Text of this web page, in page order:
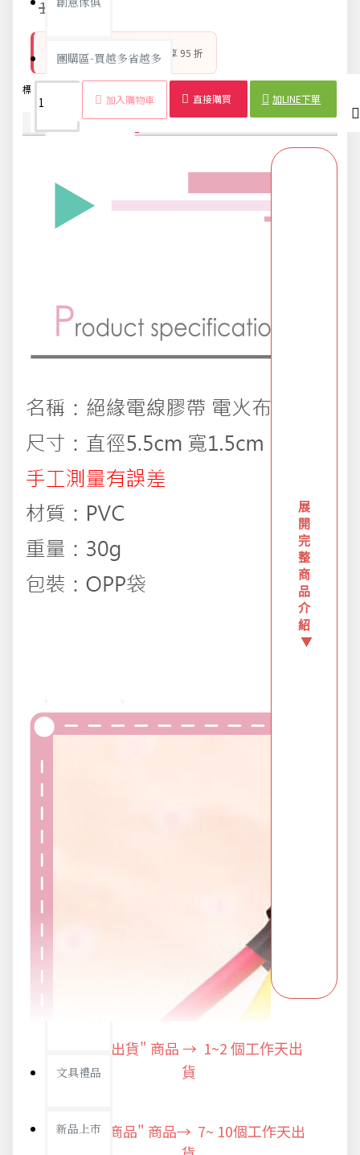
團購區-買越多省越多
夏日涼涼專區
年終大促專區
汽機車用品
派對用品
浪漫好禮
熱銷商品-超夯小物盡在這裡
父親節專頁
防疫旅遊
文具禮品
新品上市
13元
防颱備品 安心準備- 滿 3 件享 95 折
加入購物車 直接購買 加LINE下單
標籤：
商品詳情 配送時間
展
開
完
整
商
品
介
紹
▼
"快速出貨" 商品 → 1~2 個工作天出
貨
"預購商品" 商品→ 7~ 10個工作天出